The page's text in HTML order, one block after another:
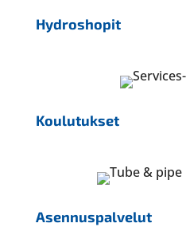
Hydroshopit
Koulutukset
Asennuspalvelut